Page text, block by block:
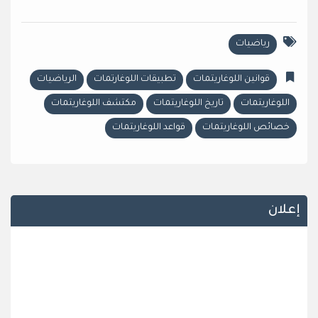
رياضيات
قوانين اللوغاريتمات تطبيقات اللوغارتمات الرياضيات
اللوغاريتمات تاريخ اللوغاريتمات مكتشف اللوغاريتمات
خصائص اللوغاريتمات قواعد اللوغاريتمات
إعلان